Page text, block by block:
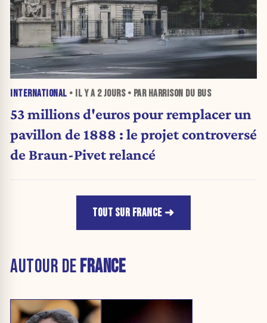
INTERNATIONAL • IL Y A 2 JOURS• PAR HARRISON DU BUS
53 millions d'euros pour remplacer un
pavillon de 1888 : le projet controversé
de Braun-Pivet relancé
TOUT SUR FRANCE
AUTOUR DEFRANCE